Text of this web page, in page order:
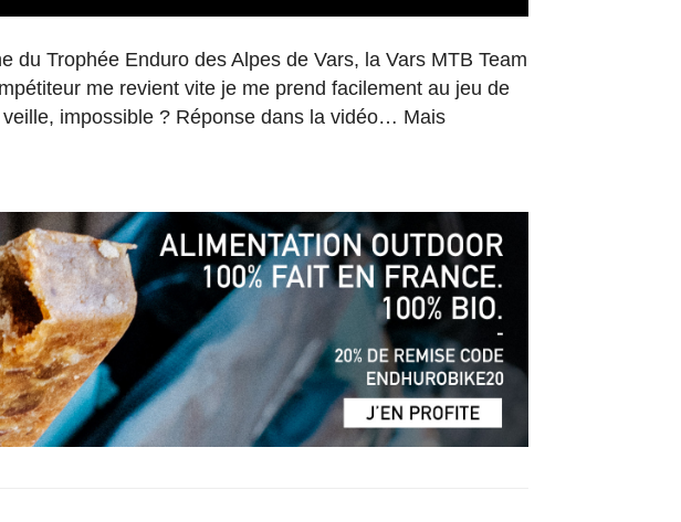
du Trophée Enduro des Alpes de Vars, la Vars MTB Team
me revient vite je me prend facilement au jeu de
impossible ? Réponse dans la vidéo… Mais